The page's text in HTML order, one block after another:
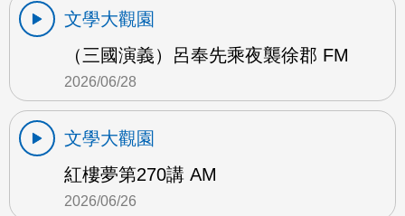
文學大觀園
（三國演義）呂奉先乘夜襲徐郡 FM
2026/06/28
文學大觀園
紅樓夢第270講 AM
2026/06/26